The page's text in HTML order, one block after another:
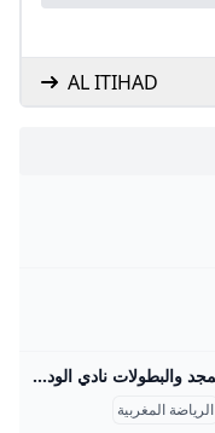
AL ITIHAD
نادي الوداد الرياضي: تاريخ المجد والبطولات نادي الوداد الرياضي، أو كما يُعرف بالوداد البيضاوي، هو واحد من أعرق وأشهر الأندية الرياضية في المغرب وأفريقيا، تأسس في 8 مايو 1937 بالدار البيضاء على يد سبعة مؤسسين من بينهم محمد بنجلون التويمي والأب جيكو. بدأ النادي نشاطه بفريق لكرة الماء ثم سرعان ما توسعت فروعه التي شملت كرة السلة في 1938، وبعدها تأسس فريق كرة القدم في 1939 الذي أصبح الفرع الأكثر شهرة وتأثيرًا. منذ البداية، لم يكن الوداد مجرد نادٍ رياضي بل كان رمزًا للمقاومة الوطنية ضد الاحتلال الفرنسي؛ إذ جمع المغاربة في مواجهة الاستعمار عبر الرياضة، خصوصًا كرة القدم، التي كانت تعبيرًا عن الوحدة الوطنية ومجالًا للاحتجاج السلمي.
الرياضة المغربية